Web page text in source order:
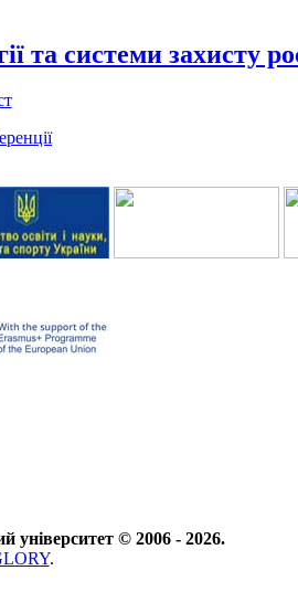
та системи захисту
університет © 2006 - 2026.
.